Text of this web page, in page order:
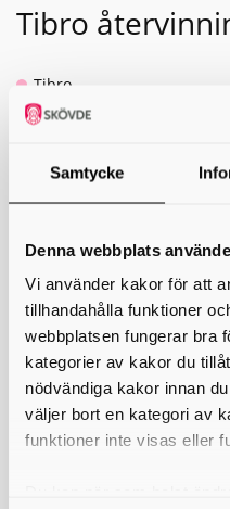
Samtycke
Denna webbplats
Vi använder kakor för att
tillhandahålla funktioner
webbplatsen fungerar bra
kategorier av kakor du
nödvändiga kakor innan
väljer bort en kategori av
funktioner inte visas eller
Tibro
Tibro
Återvinningscentralen
Öppettider
Tisdag 16-19
Lördag 9-12
Återvinningscentralen är
förutom trettondagsafton
Vi tar inte emot
Allt avfall som du lämnar
respektive avfallsbehållare.